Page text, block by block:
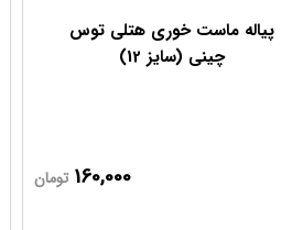
پیاله ماست خوری هتلی توس
چینی (سایز 12)
160,000 تومان